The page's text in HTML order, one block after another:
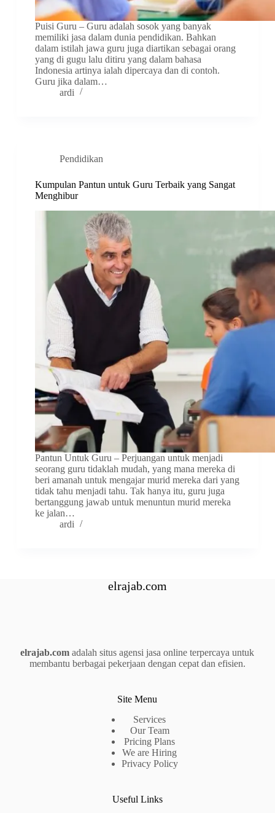
Puisi Guru – Guru adalah sosok yang banyak
memiliki jasa dalam dunia pendidikan. Bahkan
dalam istilah jawa guru juga diartikan sebagai orang
yang di gugu lalu ditiru yang dalam bahasa
Indonesia artinya ialah dipercaya dan di contoh.
Guru jika dalam…
ardi
Pendidikan
Kumpulan Pantun untuk Guru Terbaik yang Sangat
Menghibur
Pantun Untuk Guru – Perjuangan untuk menjadi
seorang guru tidaklah mudah, yang mana mereka di
beri amanah untuk mengajar murid mereka dari yang
tidak tahu menjadi tahu. Tak hanya itu, guru juga
bertanggung jawab untuk menuntun murid mereka
ke jalan…
ardi
elrajab.com
elrajab.com adalah situs agensi jasa online terpercaya untuk
membantu berbagai pekerjaan dengan cepat dan efisien.
Site Menu
Services
Our Team
Pricing Plans
We are Hiring
Privacy Policy
Useful Links